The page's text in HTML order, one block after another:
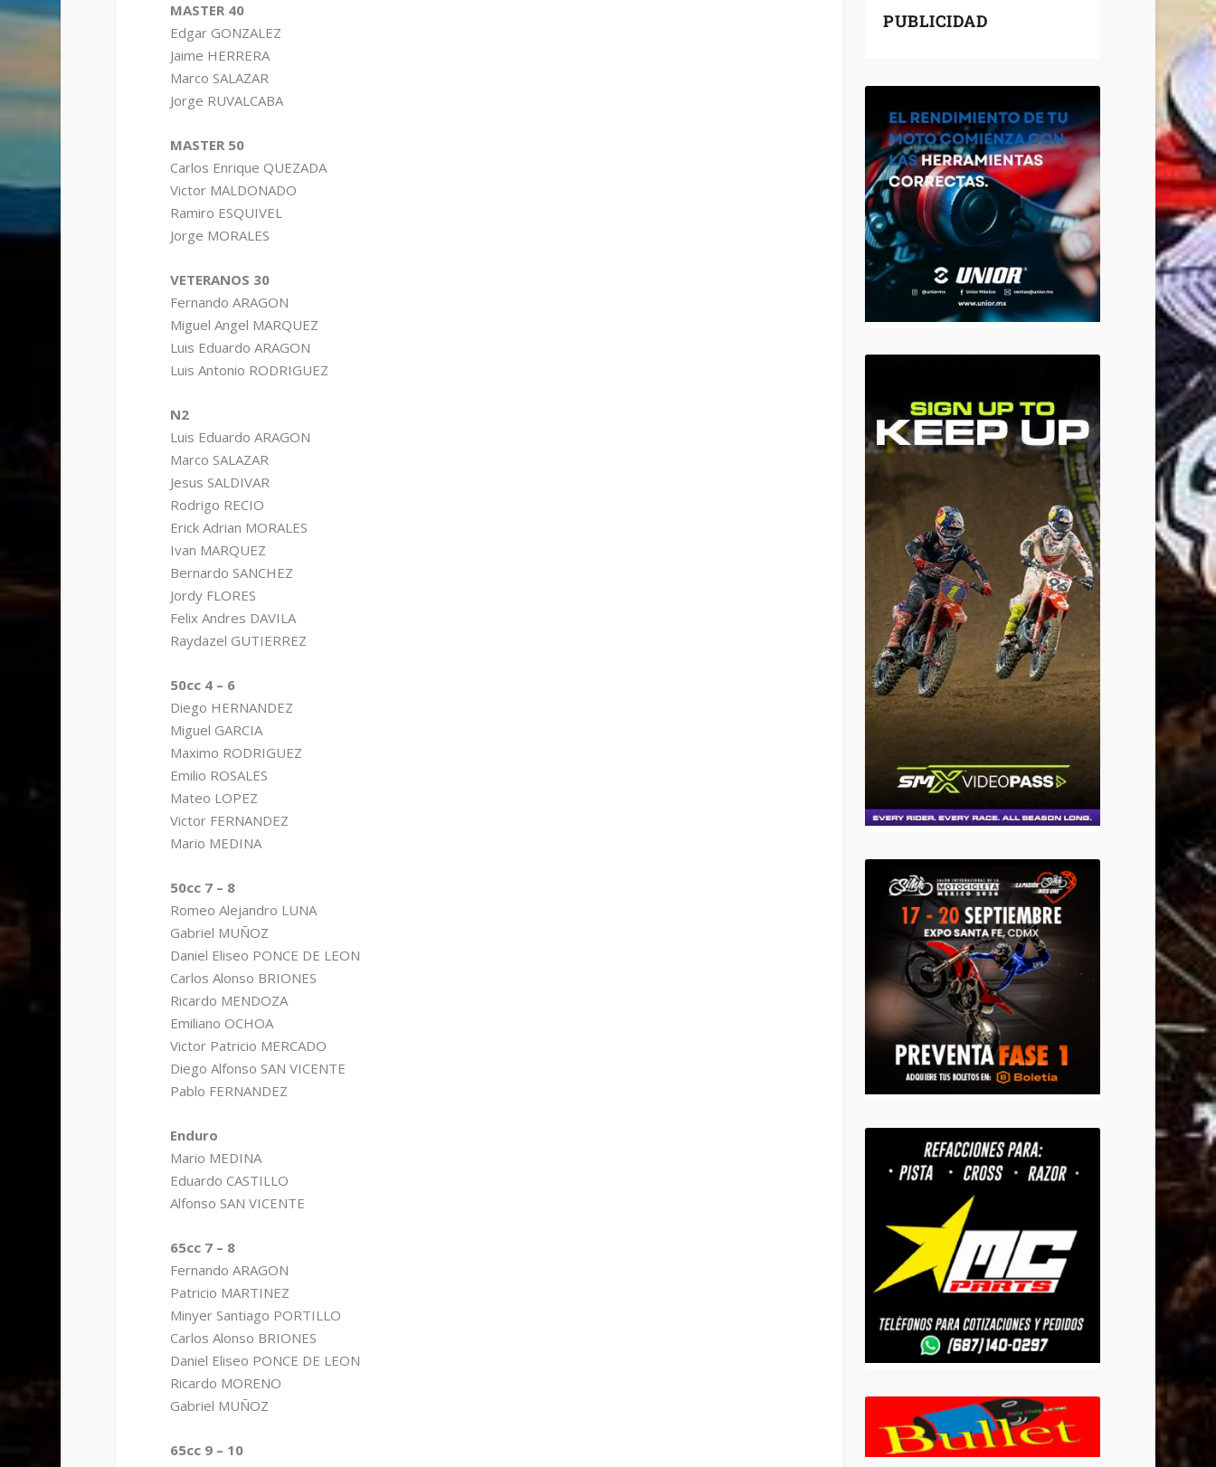
MASTER 40
Edgar GONZALEZ
Jaime HERRERA
Marco SALAZAR
Jorge RUVALCABA
MASTER 50
Carlos Enrique QUEZADA
Victor MALDONADO
Ramiro ESQUIVEL
Jorge MORALES
VETERANOS 30
Fernando ARAGON
Miguel Angel MARQUEZ
Luis Eduardo ARAGON
Luis Antonio RODRIGUEZ
N2
Luis Eduardo ARAGON
Marco SALAZAR
Jesus SALDIVAR
Rodrigo RECIO
Erick Adrian MORALES
Ivan MARQUEZ
Bernardo SANCHEZ
Jordy FLORES
Felix Andres DAVILA
Raydazel GUTIERREZ
50cc 4 – 6
Diego HERNANDEZ
Miguel GARCIA
Maximo RODRIGUEZ
Emilio ROSALES
Mateo LOPEZ
Victor FERNANDEZ
Mario MEDINA
50cc 7 – 8
Romeo Alejandro LUNA
Gabriel MUÑOZ
Daniel Eliseo PONCE DE LEON
Carlos Alonso BRIONES
Ricardo MENDOZA
Emiliano OCHOA
Victor Patricio MERCADO
Diego Alfonso SAN VICENTE
Pablo FERNANDEZ
Enduro
Mario MEDINA
Eduardo CASTILLO
Alfonso SAN VICENTE
65cc 7 – 8
Fernando ARAGON
Patricio MARTINEZ
Minyer Santiago PORTILLO
Carlos Alonso BRIONES
Daniel Eliseo PONCE DE LEON
Ricardo MORENO
Gabriel MUÑOZ
65cc 9 – 10
PUBLICIDAD